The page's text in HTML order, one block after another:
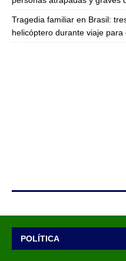
Tragedia familiar en Brasil:
helicóptero durante viaje
POLÍTICA